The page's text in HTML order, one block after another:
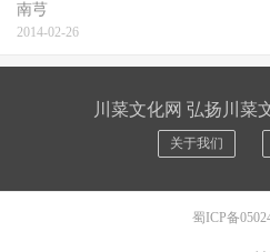
南芎
2014-02-26
川菜文化网 弘扬川菜
关于我们
蜀ICP备